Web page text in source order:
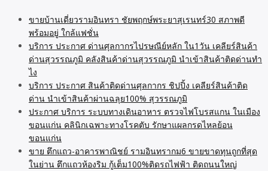
ขายบ้านเดี่ยวรามอินทรา ชัยพฤกษ์พระยาสุเรนทร์30 สภาพดี
พร้อมอยู่ ใกล้แฟชั่น
บริการ ประกาศ ด่านศุลกากรไปรษณีย์หลัก ใน1วัน เคลียร์สินค้า
ด่านสุวรรณภูมิ คลังสินค้าด่านสุวรรณภูมิ นำเข้าสินค้าติดด่านทำ
ไง
บริการ ประกาศ สินค้าติดด่านศุลกากร ชิปปิ้ง เคลียร์สินค้าติด
ด่าน นำเข้าสินค้าผ่านฉลุย100% สุวรรณภูมิ
ประกาศ บริการ ระบบทางเดินอาหาร ตรวจไฟโบรสแกน ในเมือง
ขอนแก่น คลินิกเฉพาะทางโรคตับ รักษาแผลกรดไหลย้อน
ขอนแก่น
ขาย ตึกแถว-อาคารพาณิชย์ รามอินทรากม6 ขายขาดทุนถูกที่สุด
ในย่าน ตึกแถวห้องริม กู้เต็ม100%ติดรถไฟฟ้า ติดถนนใหญ่